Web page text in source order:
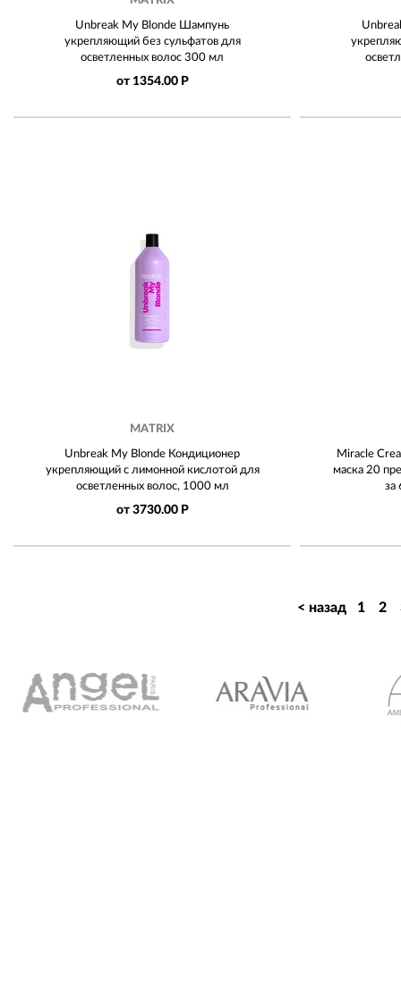
Unbreak My Blonde Шампунь
укрепляющий без сульфатов для
осветленных волос 300 мл
от 1354.00 Р
MATRIX
Unbreak My Blonde Кондиционер
укрепляющий с лимонной кислотой для
осветленных волос, 1000 мл
от 3730.00 Р
Miracle
маска 20
за
< назад 1 2